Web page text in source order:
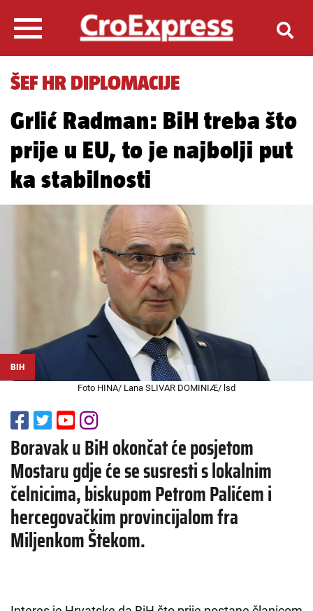
ŠEF HR DIPLOMACIJE
Grlić Radman: BiH treba što
prije u EU, to je najbolji put
ka stabilnosti
BIH
Foto HINA/ Lana SLIVAR DOMINIÆ/ lsd
Boravak u BiH okončat će posjetom
Mostaru gdje će se susresti s lokalnim
čelnicima, biskupom Petrom Palićem i
hercegovačkim provincijalom fra
Miljenkom Štekom.